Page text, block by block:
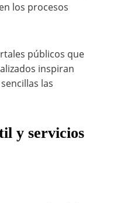
los procesos
públicos que
inspiran
las
y servicios